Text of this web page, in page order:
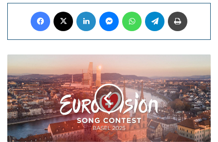
Facebook LinkedIn MessengerWhatsAppTelegram
venta
de
entradas
para
el
Eurovisión
2025